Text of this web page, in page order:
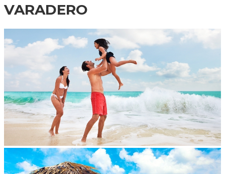
VARADERO